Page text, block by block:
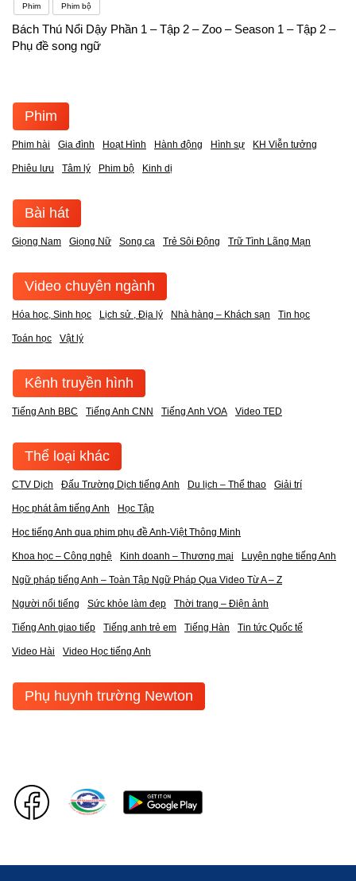
Phim Phim bộ
Bách Thú Nổi Dậy Phần 1 – Tập 2 – Zoo – Season 1 – Tập 2 –
Phụ đề song ngữ
Phim
Phim hài Gia đình Hoạt Hình Hành động Hình sự KH Viễn tưởng
Phiêu lưu Tâm lý Phim bộ Kinh dị
Bài hát
Giọng Nam Giọng Nữ Song ca Trẻ Sôi Động Trữ Tình Lãng Mạn
Video chuyên ngành
Hóa học, Sinh học Lịch sử , Địa lý Nhà hàng – Khách sạn Tin học
Toán học Vật lý
Kênh truyền hình
Tiếng Anh BBC Tiếng Anh CNN Tiếng Anh VOA Video TED
Thể loại khác
CTV Dịch Đấu Trường Dịch tiếng Anh Du lịch – Thể thao Giải trí
Học phát âm tiếng Anh Học Tập
Học tiếng Anh qua phim phụ đề Anh-Việt Thông Minh
Khoa học – Công nghệ Kinh doanh – Thương mại Luyện nghe tiếng Anh
Ngữ pháp tiếng Anh – Toàn Tập Ngữ Pháp Qua Video Từ A – Z
Người nổi tiếng Sức khỏe làm đẹp Thời trang – Điện ảnh
Tiếng Anh giao tiếp Tiếng anh trẻ em Tiếng Hàn Tin tức Quốc tế
Video Hài Video Học tiếng Anh
Phụ huynh trường Newton